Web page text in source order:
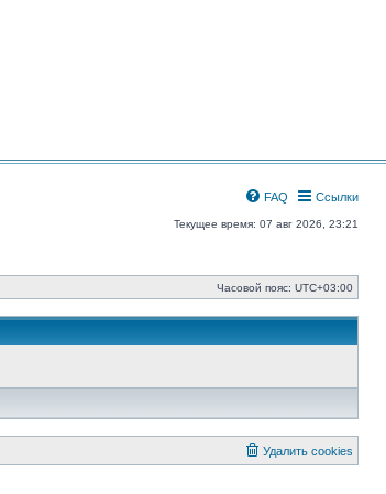
Ссылки
FAQ
Текущее время: 07 авг 2026, 23:21
Часовой пояс: UTC+03:00
Удалить cookies